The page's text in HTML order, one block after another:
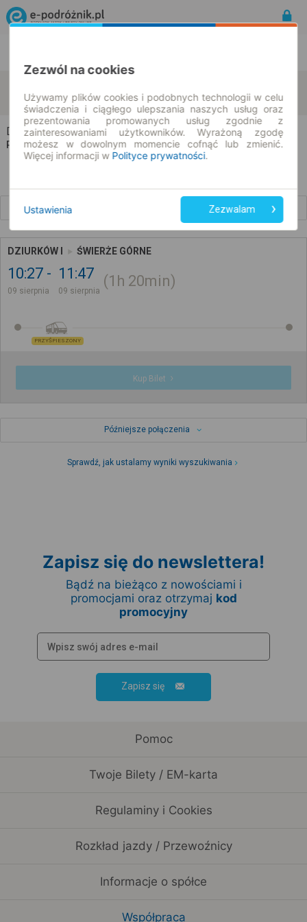
09.08.2026 | -- : --
zmień kryteria
Dziurków → Świerże Górne
Rozkład jazdy i bilety
DZIURKÓW I ŚWIERŻE GÓRNE
10:27
09 sierpnia
11:47
09 sierpnia
1h 20min
PRZYŚPIESZONY
Kup Bilet
Późniejsze połączenia
Sprawdź, jak ustalamy wyniki wyszukiwania
Zapisz się do newslettera!
Bądź na bieżąco z nowościami i
promocjami oraz otrzymaj kod
promocyjny
Zapisz się
Pomoc
Twoje Bilety / EM-karta
Regulaminy i Cookies
Rozkład jazdy / Przewoźnicy
Informacje o spółce
Współpraca
Zezwól na cookies
Używamy plików cookies i podobnych technologii w celu
świadczenia i ciągłego ulepszania naszych usług oraz
prezentowania promowanych usług zgodnie z
zainteresowaniami użytkowników. Wyrażoną zgodę
możesz w dowolnym momencie cofnąć lub zmienić.
Więcej informacji w Polityce prywatności.
Ustawienia Zezwalam